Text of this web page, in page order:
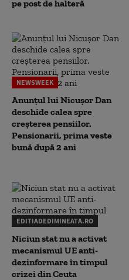
pe post de halteră
NEWSWEEK
Anunțul lui Nicușor Dan
deschide calea spre
creșterea pensiilor.
Pensionarii, prima veste
bună după 2 ani
EDITIADEDIMINEATA.RO
Niciun stat nu a activat
mecanismul UE anti-
dezinformare în timpul
crizei din Ceuta